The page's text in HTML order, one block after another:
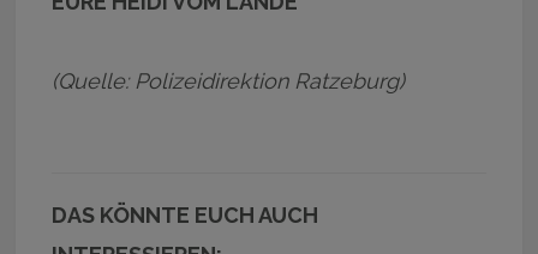
(Quelle: Polizeidirektion Ratzeburg)
DAS KÖNNTE EUCH AUCH